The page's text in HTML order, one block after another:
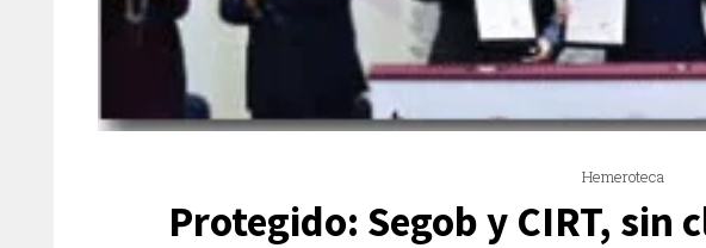
Hemeroteca
Protegido: Segob y CIRT, sin